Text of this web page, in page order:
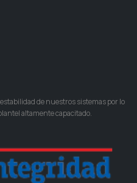
de nuestros sistemas por lo
altamente capacitado.